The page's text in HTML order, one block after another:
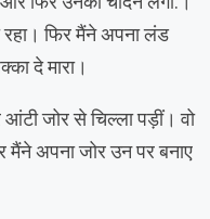
रहा। फिर मैंने अपना लंड
दे मारा।
जोर से चिल्ला पड़ीं। वो
मैंने अपना जोर उन पर बनाए